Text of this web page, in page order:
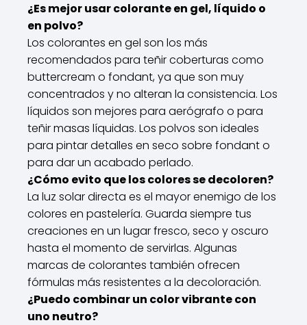
¿Es mejor usar colorante en gel, líquido o
en polvo?
Los colorantes en gel son los más
recomendados para teñir coberturas como
buttercream o fondant, ya que son muy
concentrados y no alteran la consistencia. Los
líquidos son mejores para aerógrafo o para
teñir masas líquidas. Los polvos son ideales
para pintar detalles en seco sobre fondant o
para dar un acabado perlado.
¿Cómo evito que los colores se decoloren?
La luz solar directa es el mayor enemigo de los
colores en pastelería. Guarda siempre tus
creaciones en un lugar fresco, seco y oscuro
hasta el momento de servirlas. Algunas
marcas de colorantes también ofrecen
fórmulas más resistentes a la decoloración.
¿Puedo combinar un color vibrante con
uno neutro?